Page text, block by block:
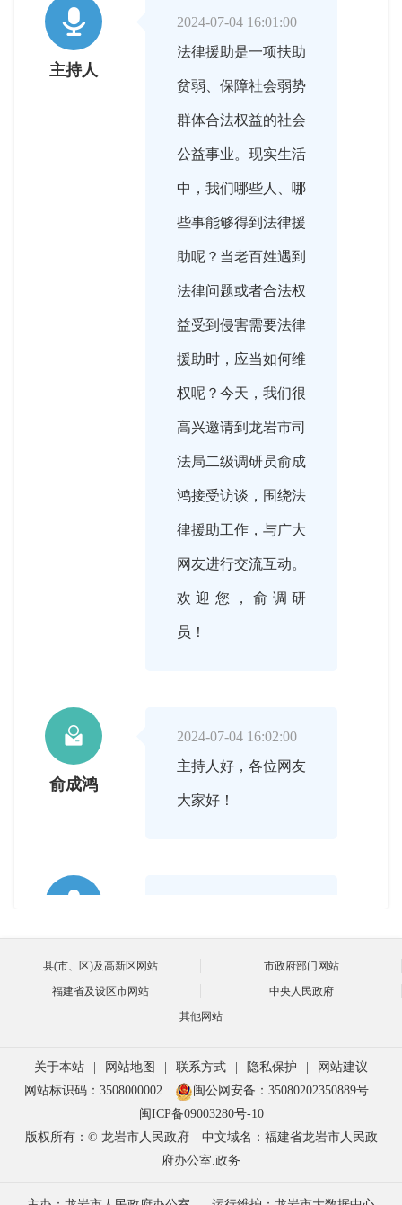

主持人
2024-07-04 16:01:00
法律援助是一项扶助
贫弱、保障社会弱势
群体合法权益的社会
公益事业。现实生活
中，我们哪些人、哪
些事能够得到法律援
助呢？当老百姓遇到
法律问题或者合法权
益受到侵害需要法律
援助时，应当如何维
权呢？今天，我们很
高兴邀请到龙岩市司
法局二级调研员俞成
鸿接受访谈，围绕法
律援助工作，与广大
网友进行交流互动。
欢迎您，俞调研
员！

俞成鸿
2024-07-04 16:02:00
主持人好，各位网友
大家好！

律援助法》已于2022
援助事业进入了制度
化推进、高质量发展
的新阶段。您能否给
县(市、区)及高新区网站
市政府部门网站
福建省及设区市网站
中央人民政府
其他网站
关于本站 网站地图 联系方式 隐私保护
网站建议
网站标识码：3508000002
闽公网安备：35080202350889号
闽ICP备09003280号-10
版权所有：© 龙岩市人民政府
中文域名：福建省龙岩市人民政
府办公室.政务